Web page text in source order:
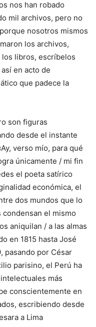
nos han robado
mil archivos, pero no
nosotros mismos
los archivos,
libros, escríbelos
en acto de
que padece la
son figuras
desde el instante
verso mío, para qué
únicamente / mi fin
el poeta satírico
económica, el
dos mundos que lo
el mismo
aniquilan / a las almas
en 1815 hasta José
pasando por César
parisino, el Perú ha
más
conscientemente en
escribiendo desde
a Lima